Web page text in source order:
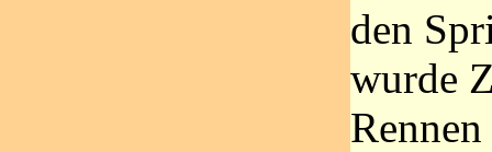
den
wurde